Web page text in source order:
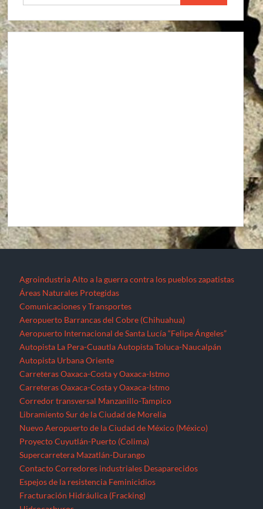
Agroindustria Alto a la guerra contra los pueblos zapatistas
Áreas Naturales Protegidas
Comunicaciones y Transportes
Aeropuerto Barrancas del Cobre (Chihuahua)
Aeropuerto Internacional de Santa Lucía “Felipe Ángeles”
Autopista La Pera-Cuautla Autopista Toluca-Naucalpán
Autopista Urbana Oriente
Carreteras Oaxaca-Costa y Oaxaca-Istmo
Carreteras Oaxaca-Costa y Oaxaca-Istmo
Corredor transversal Manzanillo-Tampico
Libramiento Sur de la Ciudad de Morelia
Nuevo Aeropuerto de la Ciudad de México (México)
Proyecto Cuyutlán-Puerto (Colima)
Supercarretera Mazatlán-Durango
Contacto Corredores industriales Desaparecidos
Espejos de la resistencia Feminicidios
Fracturación Hidráulica (Fracking)